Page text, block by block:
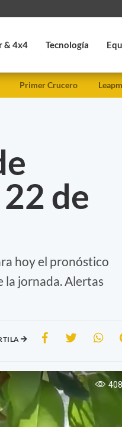
& 4x4 Tecnología
Primer Crucero
de
hoy el pronóstico
la jornada. Alertas